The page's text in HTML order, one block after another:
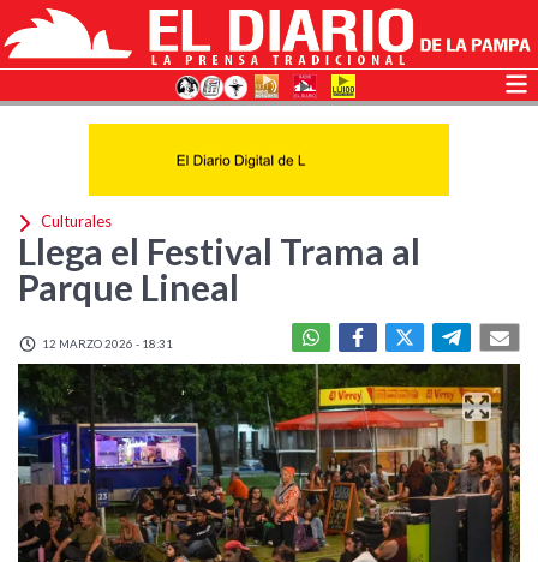
Culturales
Llega el Festival Trama al
Parque Lineal
12 MARZO 2026 - 18:31